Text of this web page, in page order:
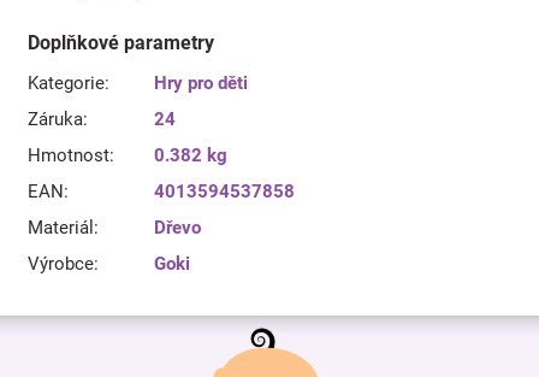
Doplňkové parametry
Kategorie:
Hry pro děti
Záruka:
24
Hmotnost:
0.382 kg
EAN:
4013594537858
Materiál :
Dřevo
Výrobce: Goki
Z